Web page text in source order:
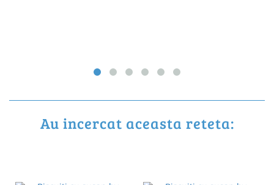
Au incercat aceasta reteta: